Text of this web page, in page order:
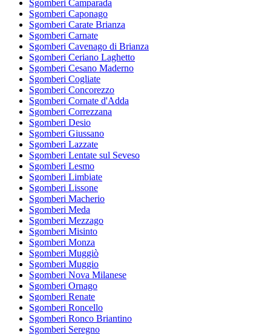
Sgomberi Camparada
Sgomberi Caponago
Sgomberi Carate Brianza
Sgomberi Carnate
Sgomberi Cavenago di Brianza
Sgomberi Ceriano Laghetto
Sgomberi Cesano Maderno
Sgomberi Cogliate
Sgomberi Concorezzo
Sgomberi Cornate d'Adda
Sgomberi Correzzana
Sgomberi Desio
Sgomberi Giussano
Sgomberi Lazzate
Sgomberi Lentate sul Seveso
Sgomberi Lesmo
Sgomberi Limbiate
Sgomberi Lissone
Sgomberi Macherio
Sgomberi Meda
Sgomberi Mezzago
Sgomberi Misinto
Sgomberi Monza
Sgomberi Muggiò
Sgomberi Muggio
Sgomberi Nova Milanese
Sgomberi Ornago
Sgomberi Renate
Sgomberi Roncello
Sgomberi Ronco Briantino
Sgomberi Seregno